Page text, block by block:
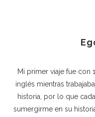
Mi primer viaje fue con
inglés mientras
historia, por lo que
sumergirme en su